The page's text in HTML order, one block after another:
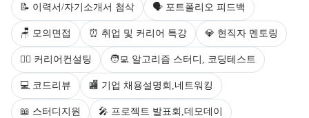
📝 이력서/자기소개서 첨삭 🗣 포트폴리오 피드백
🪑 모의면접 ⏰ 취업 및 커리어 특강 💎 현직자 멘토링
💁‍♀️ 커리어컨설팅 🧑‍💻 알고리즘 스터디, 코딩테스트
💻 코드리뷰 🏬 기업 채용설명회,네트워킹
📖 스터디지원 🎤 프로젝트 발표회,데모데이